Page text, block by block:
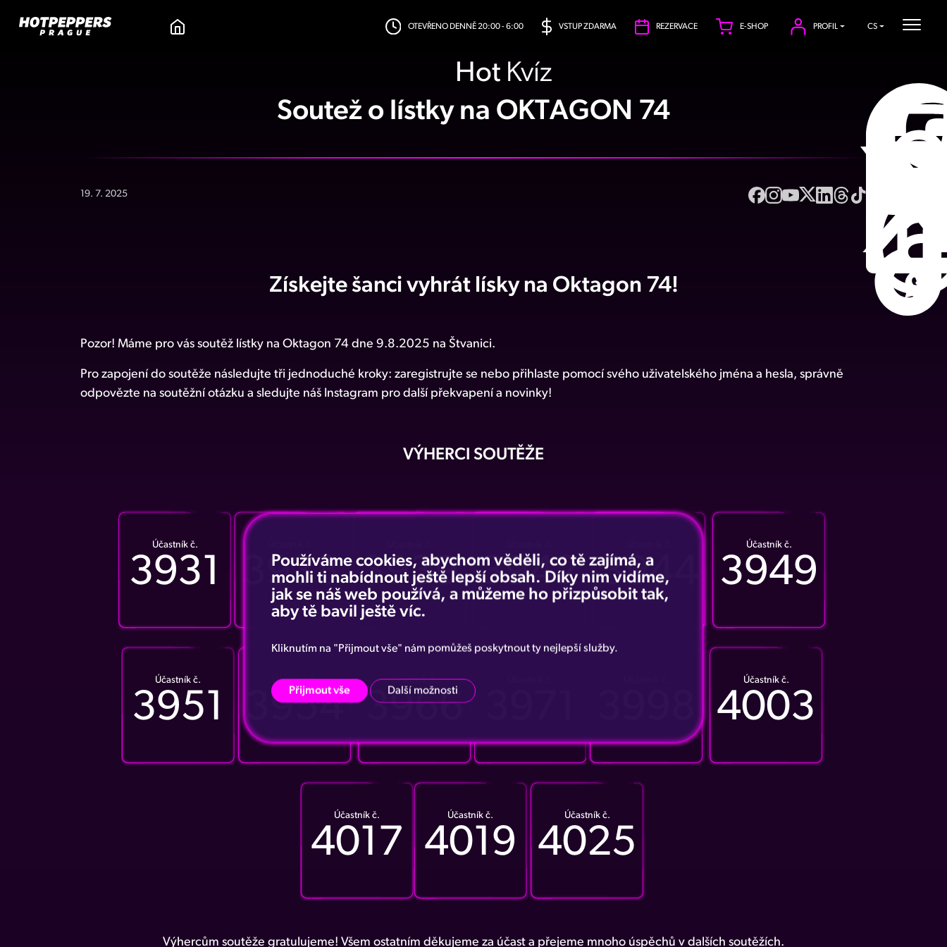
OTEVŘENO DENNĚ 20:00 - 6:00 VSTUP ZDARMA REZERVACE E-SHOP PROFIL CS
Hot Kvíz
Soutež o lístky na OKTAGON 74
19. 7. 2025
Získejte šanci vyhrát lísky na Oktagon 74!
Pozor! Máme pro vás soutěž lístky na Oktagon 74 dne 9.8.2025 na Štvanici.
Pro zapojení do soutěže následujte tři jednoduché kroky: zaregistrujte se nebo přihlaste pomocí svého uživatelského jména a hesla, správně
odpovězte na soutěžní otázku a sledujte náš Instagram pro další překvapení a novinky!
VÝHERCI SOUTĚŽE
Účastník č.
3931 3938 3939 3942 3944
Účastník č.
3949
Účastník č.
3951
Účastník č.
3954
Účastník č.
3966
Účastník č.
4003
Účastník č.
4017
Účastník č.
4019
Účastník č.
4025
Výhercům soutěže gratulujeme! Všem ostatním děkujeme za účast a přejeme mnoho úspěchů v dalších soutěžích.
Používáme cookies, abychom věděli, co tě zajímá, a
mohli ti nabídnout ještě lepší obsah. Díky nim vidíme,
jak se náš web používá, a můžeme ho přizpůsobit tak,
aby tě bavil ještě víc.
Kliknutím na "Přijmout vše" nám pomůžeš poskytnout ty nejlepší služby.
Přijmout vše Další možnosti